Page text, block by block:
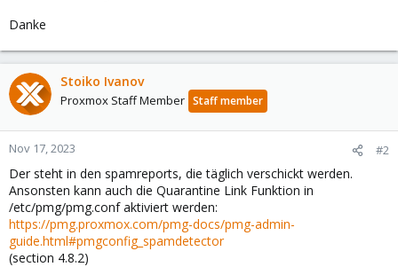
Danke
Stoiko Ivanov
Proxmox Staff Member Staff member
Nov 17, 2023 #2
Der steht in den spamreports, die täglich verschickt werden.
Ansonsten kann auch die Quarantine Link Funktion in
/etc/pmg/pmg.conf aktiviert werden:
https://pmg.proxmox.com/pmg-docs/pmg-admin-
guide.html#pmgconfig_spamdetector
(section 4.8.2)